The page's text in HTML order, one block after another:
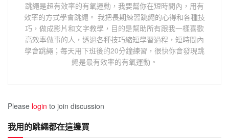
跳繩是超有效率的有氧運動，我要幫你在短時間內，用有
效率的方式學會跳繩。 我把長期練習跳繩的心得和各種技
巧，做成影片和文字教學，目的是幫助所有跟我一樣喜歡
高效率做事的人，透過各種技巧縮短學習過程，短時間內
學會跳繩；每天用下班後的20分鐘練習，很快你會發現跳
繩是最有效率的有氧運動。
Please login to join discussion
我用的跳繩都在這邊買